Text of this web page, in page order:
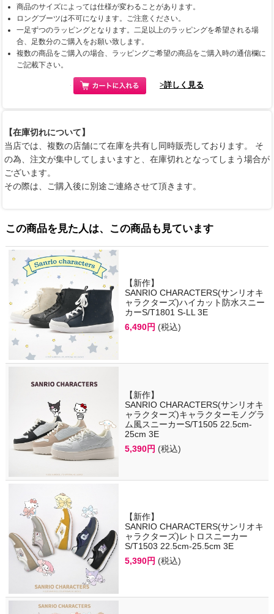
商品のサイズによっては仕様が変わることがあります。
ロングブーツは不可になります。ご注意ください。
一足ずつのラッピングとなります。二足以上のラッピングを希望される場
合、足数分のご購入をお願い致します。
複数の商品をご購入の場合、ラッピングご希望の商品をご購入時の通信欄に
ご記載下さい。
>詳しく見る
【在庫切れについて】
当店では、複数の店舗にて在庫を共有し同時販売しております。 そ
の為、注文が集中してしまいますと、在庫切れとなってしまう場合が
ございます。
その際は、ご購入後に別途ご連絡させて頂きます。
この商品を見た人は、この商品も見ています
【新作】
SANRIO CHARACTERS(サンリオキ
ャラクターズ)ハイカット防水スニー
カーS/T1801 S-LL 3E
6,490円 (税込)
【新作】
SANRIO CHARACTERS(サンリオキ
ャラクターズ)キャラクターモノグラ
ム風スニーカーS/T1505 22.5cm-
25cm 3E
5,390円 (税込)
【新作】
SANRIO CHARACTERS(サンリオキ
ャラクターズ)レトロスニーカー
S/T1503 22.5cm-25.5cm 3E
5,390円 (税込)